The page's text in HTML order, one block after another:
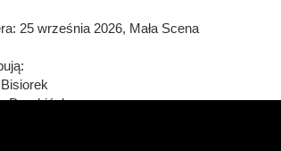
25 września 2026, Mała Scena
Dembińska